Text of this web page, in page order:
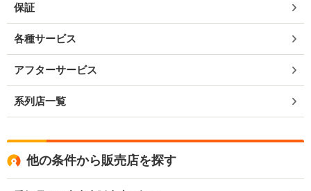
保証
各種サービス
アフターサービス
系列店一覧
他の条件から販売店を探す